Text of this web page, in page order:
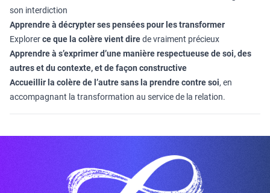
son interdiction
Apprendre à décrypter ses pensées pour les transformer
Explorerce que la colère vient direde vraiment précieux
Apprendre à s’exprimer d’une manière respectueuse de soi, des
autres et du contexte, et de façon constructive
Accueillir la colère de l’autre sans la prendre contre soi, en
accompagnant la transformation au service de la relation.